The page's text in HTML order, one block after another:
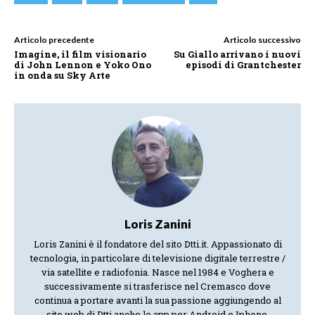
Articolo precedente
Imagine, il film visionario
di John Lennon e Yoko Ono
in onda su Sky Arte
Articolo successivo
Su Giallo arrivano i nuovi
episodi di Grantchester
Loris Zanini
Loris Zanini è il fondatore del sito Dtti.it. Appassionato di
tecnologia, in particolare di televisione digitale terrestre /
via satellite e radiofonia. Nasce nel 1984 e Voghera e
successivamente si trasferisce nel Cremasco dove
continua a portare avanti la sua passione aggiungendo al